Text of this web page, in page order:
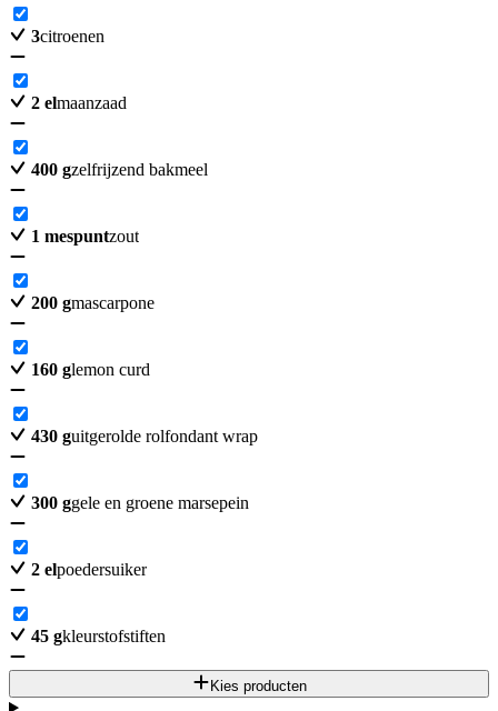
3citroenen
2 elmaanzaad
400 gzelfrijzend bakmeel
1 mespuntzout
200 gmascarpone
160 glemon curd
430 guitgerolde rolfondant wrap
300 ggele en groene marsepein
2 elpoedersuiker
45 gkleurstofstiften
Kies producten